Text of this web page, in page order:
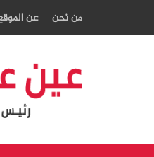
من نحن عن